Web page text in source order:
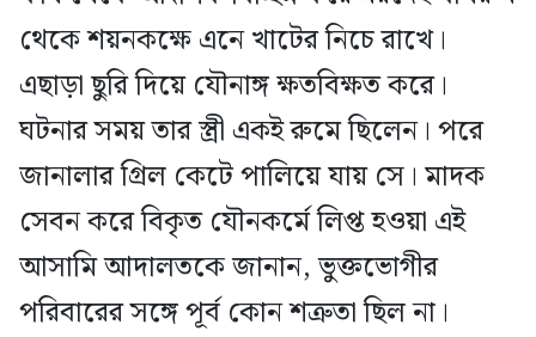
থেকে শয়নকক্ষে এনে খাটের নিচে রাখে।
এছাড়া ছুরি দিয়ে যৌনাঙ্গ ক্ষতবিক্ষত করে।
ঘটনার সময় তার স্ত্রী একই রুমে ছিলেন। পরে
জানালার গ্রিল কেটে পালিয়ে যায় সে। মাদক
সেবন করে বিকৃত যৌনকর্মে লিপ্ত হওয়া এই
আসামি আদালতকে জানান, ভুক্তভোগীর
পরিবারের সঙ্গে পূর্ব কোন শত্রুতা ছিল না।